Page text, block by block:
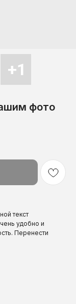
фото
текст
удобно и
Перенести